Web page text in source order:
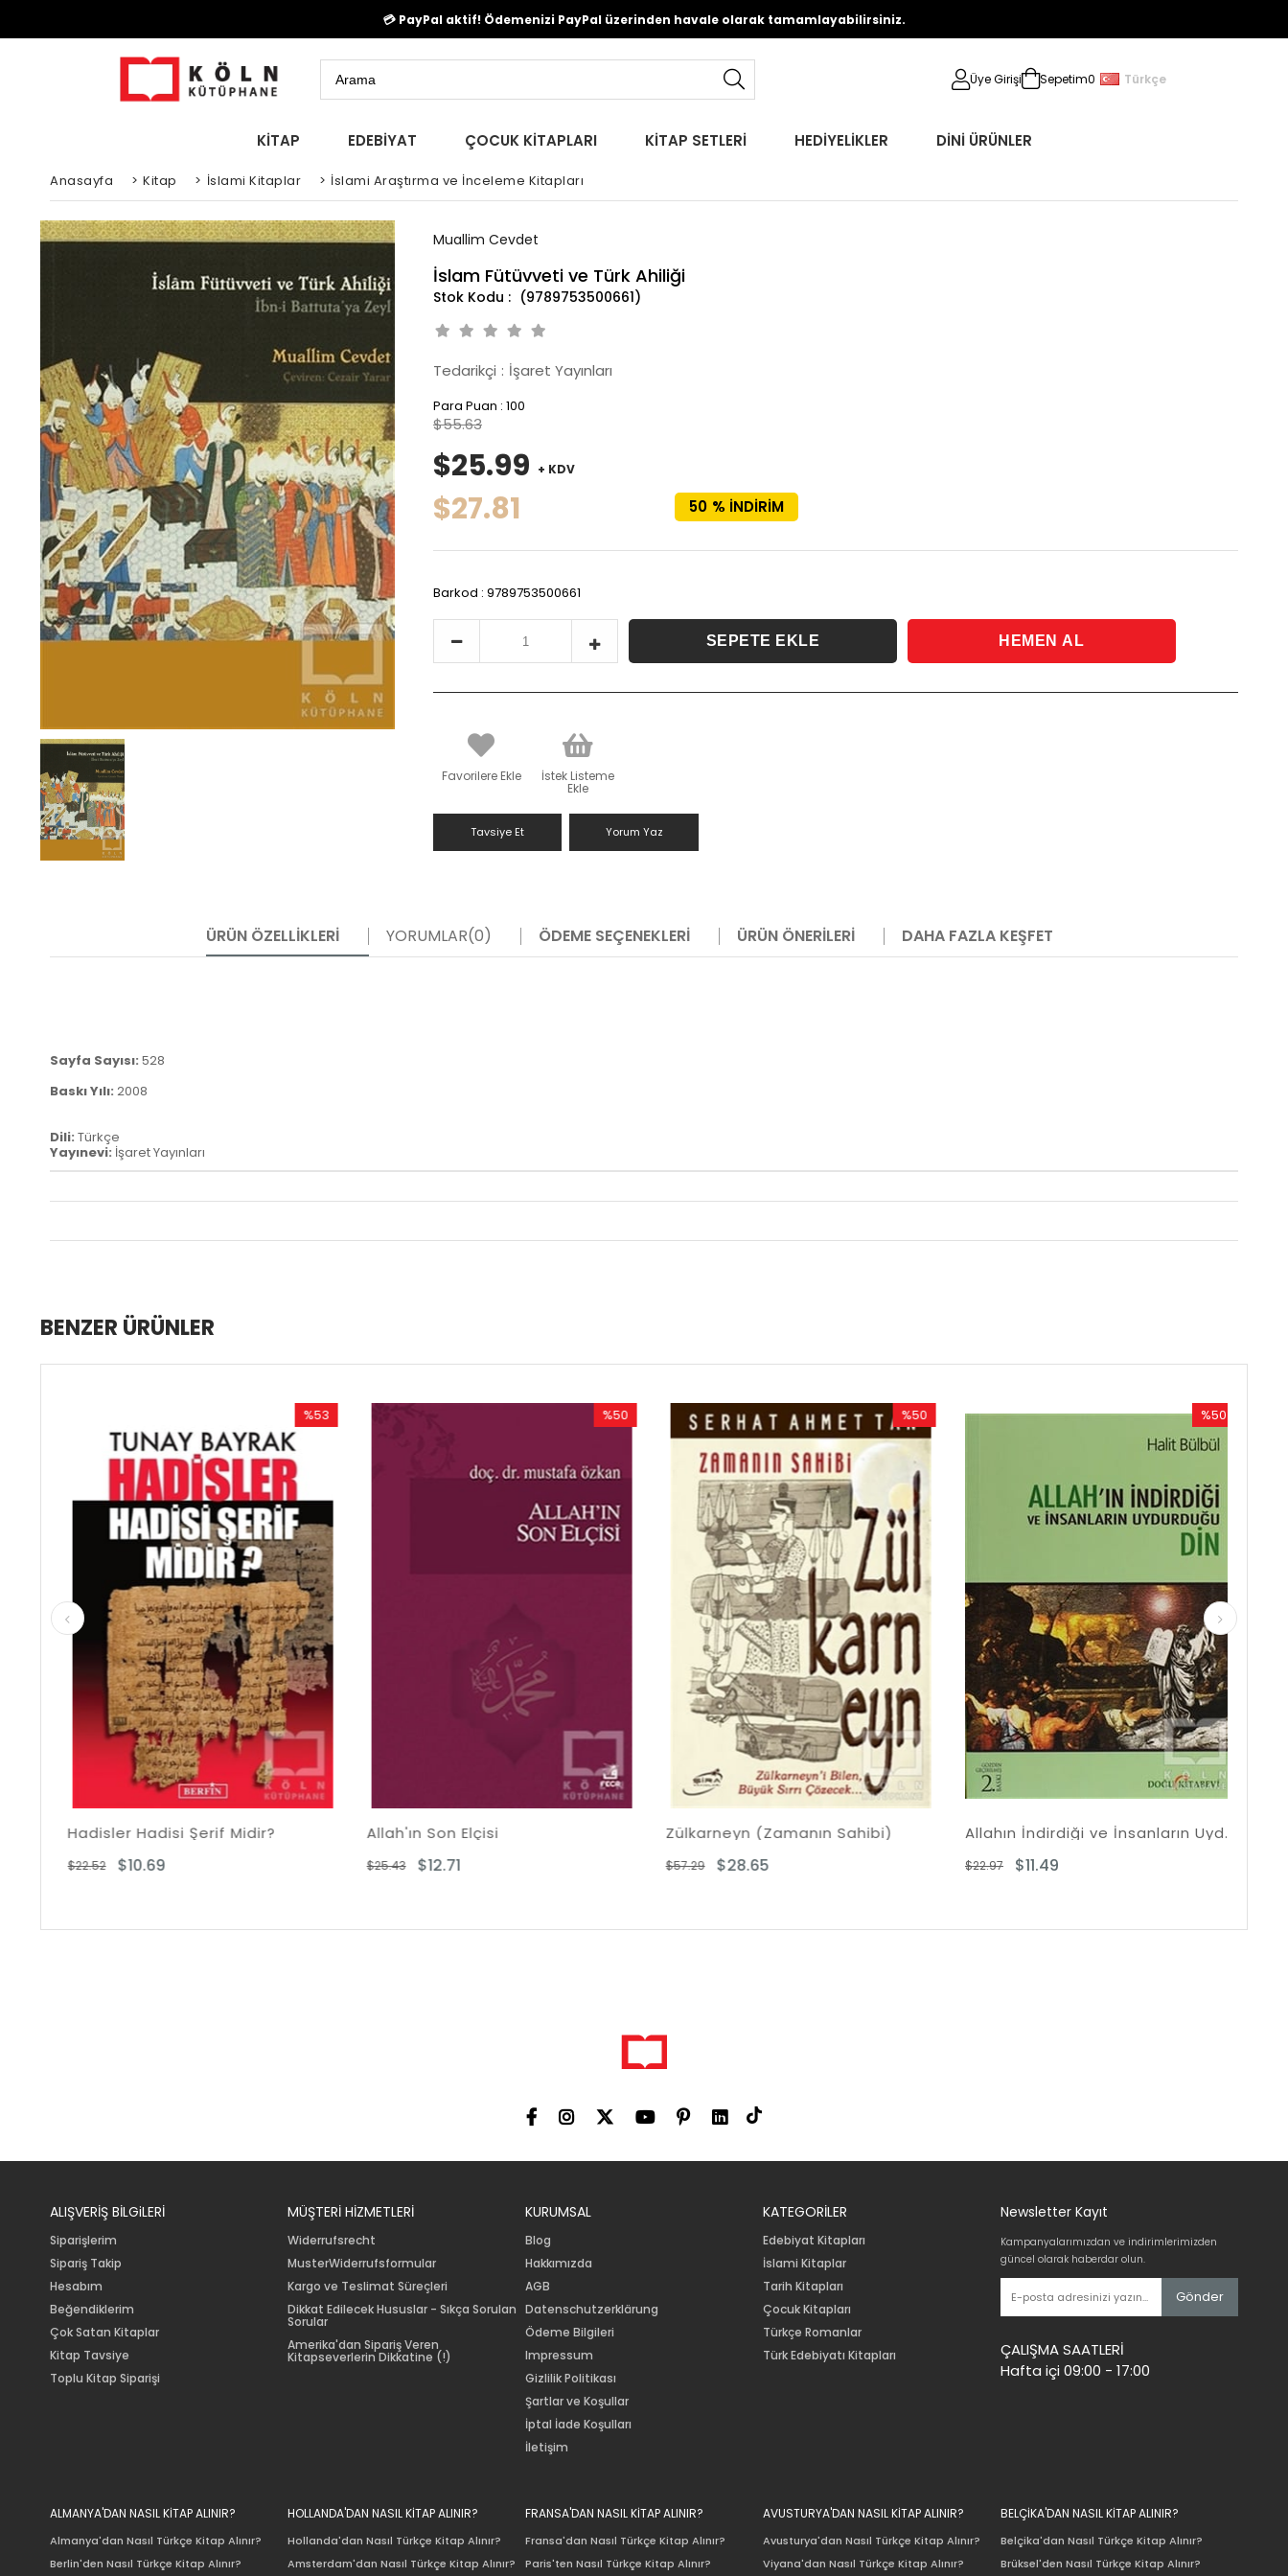
💳 PayPal aktif! Ödemenizi PayPal üzerinden havale olarak tamamlayabilirsiniz.
Üye Girişi Sepetim0 Türkçe
KİTAP EDEBİYAT ÇOCUK KİTAPLARI KİTAP SETLERİ HEDİYELİKLER DİNİ ÜRÜNLER
Anasayfa > Kitap > İslami Kitaplar > İslami Araştırma ve İnceleme Kitapları
Muallim Cevdet
İslam Fütüvveti ve Türk Ahiliği
(9789753500661)
Tedarikçi : İşaret Yayınları
Para Puan : 100
%
50 İNDIRIM
$55.63
$25.99 + KDV
$27.81
Barkod : 9789753500661
Favorilere Ekle İstek Listeme
Ekle
Tavsiye Et Yorum Yaz
ÜRÜN ÖZELLIKLERI YORUMLAR(0) ÖDEME SEÇENEKLERI ÜRÜN ÖNERILERI DAHA FAZLA KEŞFET
Sayfa Sayısı: 528
Baskı Yılı: 2008
Dili: Türkçe
Yayınevi: İşaret Yayınları
BENZER ÜRÜNLER
Hadisi Şerif Midir?
$10.69
İndirim
%53İndirim
Allah'ın Son Elçisi
$12.71
%50İndirim
Zülkarneyn (Zamanın Sahibi)
$28.65
%50
İndirim
%50İndirim
Allahın İndirdiği ve İnsanların Uydurduğu Din
$11.49
%50
ALIŞVERİŞ BİLGiLERİ
Siparişlerim
Sipariş Takip
Hesabım
Beğendiklerim
Çok Satan Kitaplar
Kitap Tavsiye
Toplu Kitap Siparişi
MÜŞTERİ HİZMETLERİ
Widerrufsrecht
MusterWiderrufsformular
Kargo ve Teslimat Süreçleri
Dikkat Edilecek Hususlar - Sıkça Sorulan
Sorular
Amerika'dan Sipariş Veren
Kitapseverlerin Dikkatine (!)
KURUMSAL
Blog
Hakkımızda
AGB
Datenschutzerklärung
Ödeme Bilgileri
Impressum
Gizlilik Politikası
Şartlar ve Koşullar
İptal İade Koşulları
İletişim
KATEGORİLER
Edebiyat Kitapları
İslami Kitaplar
Tarih Kitapları
Çocuk Kitapları
Türkçe Romanlar
Türk Edebiyatı Kitapları
Newsletter Kayıt
Kampanyalarımızdan ve indirimlerimizden
güncel olarak haberdar olun.
Gönder
ÇALIŞMA SAATLERİ
Hafta içi 09:00 - 17:00
ALMANYA'DAN NASIL KİTAP ALINIR?
Almanya'dan Nasıl Türkçe Kitap Alınır?
Berlin'den Nasıl Türkçe Kitap Alınır?
HOLLANDA'DAN NASIL KİTAP ALINIR?
Hollanda'dan Nasıl Türkçe Kitap Alınır?
Amsterdam'dan Nasıl Türkçe Kitap Alınır?
FRANSA'DAN NASIL KİTAP ALINIR?
Fransa'dan Nasıl Türkçe Kitap Alınır?
Paris'ten Nasıl Türkçe Kitap Alınır?
AVUSTURYA'DAN NASIL KİTAP ALINIR?
Avusturya'dan Nasıl Türkçe Kitap Alınır?
Viyana'dan Nasıl Türkçe Kitap Alınır?
BELÇİKA'DAN NASIL KİTAP ALINIR?
Belçika'dan Nasıl Türkçe Kitap Alınır?
Brüksel'den Nasıl Türkçe Kitap Alınır?